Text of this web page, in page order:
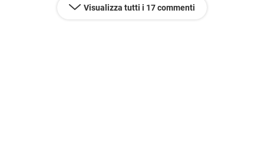
Visualizza tutti i 17 commenti